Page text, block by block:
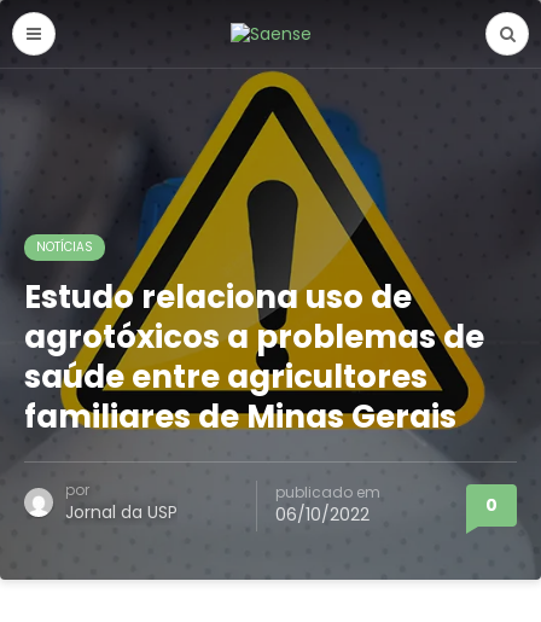
NOTÍCIAS
Estudo relaciona uso de
agrotóxicos a problemas de
saúde entre agricultores
familiares de Minas Gerais
por
Jornal da USP
publicado em
06/10/2022 0